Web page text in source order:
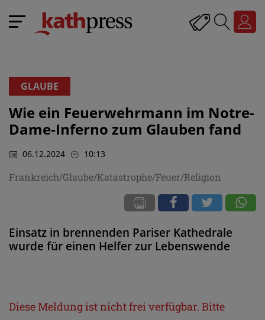
GLAUBE
Wie ein Feuerwehrmann im Notre-
Dame-Inferno zum Glauben fand
06.12.2024 10:13
Frankreich/Glaube/Katastrophe/Feuer/Religion
Einsatz in brennenden Pariser Kathedrale
wurde für einen Helfer zur Lebenswende
Diese Meldung ist nicht frei verfügbar. Bitte